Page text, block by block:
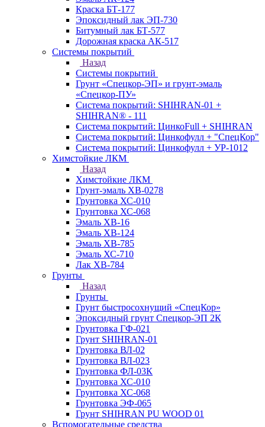
Краска БТ-177
Эпоксидный лак ЭП-730
Битумный лак БТ-577
Дорожная краска АК-517
Системы покрытий
Назад
Системы покрытий
Грунт «Спецкор-ЭП» и грунт-эмаль
«Спецкор-ПУ»
Система покрытий: SHIHRAN-01 +
SHIHRAN® - 111
Система покрытий: ЦинкоFull + SHIHRAN
Система покрытий: Цинкофулл + "СпецКор"
Система покрытий: Цинкофулл + УР-1012
Химстойкие ЛКМ
Назад
Химстойкие ЛКМ
Грунт-эмаль ХВ-0278
Грунтовка ХС-010
Грунтовка ХС-068
Эмаль ХВ-16
Эмаль ХВ-124
Эмаль ХВ-785
Эмаль ХС-710
Лак ХВ-784
Грунты
Назад
Грунты
Грунт быстросохнущий «СпецКор»
Эпоксидный грунт Спецкор-ЭП 2К
Грунтовка ГФ-021
Грунт SHIHRAN-01
Грунтовка ВЛ-02
Грунтовка ВЛ-023
Грунтовка ФЛ-03К
Грунтовка ХС-010
Грунтовка ХС-068
Грунтовка ЭФ-065
Грунт SHIHRAN PU WOOD 01
Вспомогательные средства